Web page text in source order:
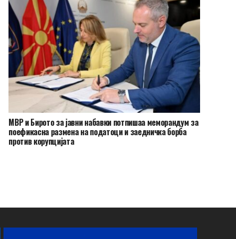
МВР и Бирото за јавни набавки потпишаа меморандум за
поефикасна размена на податоци и заедничка борба
против корупцијата